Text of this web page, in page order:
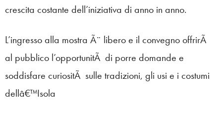
crescita costante dell’iniziativa di anno in anno.
L’ingresso alla mostra Ã¨ libero e il convegno offrirÃ
al pubblico l’opportunitÃ di porre domande e
soddisfare curiositÃ sulle tradizioni, gli usi e i costumi
dellâ€™Isola